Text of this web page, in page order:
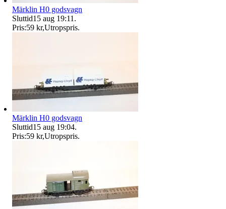
Märklin H0 godsvagn
Sluttid15 aug 19:11 .
Pris:59 kr,Utropspris.
Märklin H0 godsvagn
Sluttid15 aug 19:04.
Pris:59 kr,Utropspris.